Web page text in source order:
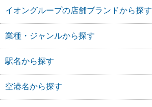
イオングループの店舗ブランドから探す
業種・ジャンルから探す
駅名から探す
空港名から探す